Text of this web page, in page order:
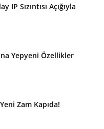
IP Sızıntısı Açığıyla
Yepyeni Özellikler
Zam Kapıda!